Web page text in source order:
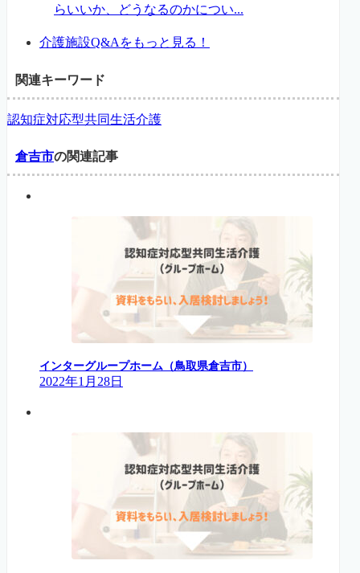
らいいか、どうなるのかについ...
介護施設Q&Aをもっと見る！
関連キーワード
認知症対応型共同生活介護
倉吉市の関連記事
インターグループホーム（鳥取県倉吉市）
2022年1月28日